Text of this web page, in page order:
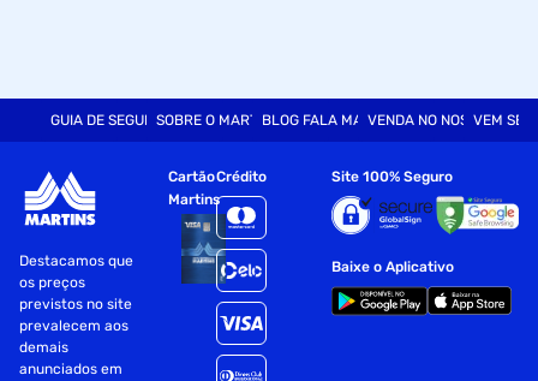
Capacidade Cartão MicroSD:128GB (Máximo)
Rede sem fio:2.4GHz, padrão 802.11b/g/n
Temperatura de uso:-20°C ~ 55°C
Material:ABS
Dimensões:72 x 71 x 60 mm
Peso:78,2g
GUIA DE SEGURANÇASOBRE O MARTINSBLOG FALA MARTVENDA NO NOSSO SITE
VEM SER
Destacamos que
os preços
previstos no site
prevalecem aos
demais
anunciados em
Cartão
Martins
Crédito Site 100% Seguro
Baixe o Aplicativo